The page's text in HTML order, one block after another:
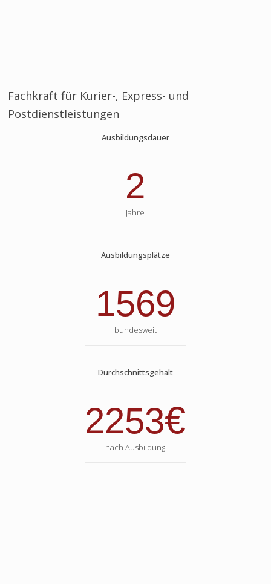
Fachkraft für Kurier-, Express- und
Postdienstleistungen
Ausbildungsdauer
2
Jahre
Ausbildungsplätze
1569
bundesweit
Durchschnittsgehalt
2253€
nach Ausbildung